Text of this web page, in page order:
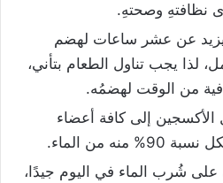
نظافتهِ وصحتهِ.
يزيد عن عشر ساعات لهضم
لذا يجب تناول الطعام بتأني،
من الوقت لهضمُه.
إلى كافة أعضاء
من الماء.
على شُرب الماء في اليوم جيدًا،